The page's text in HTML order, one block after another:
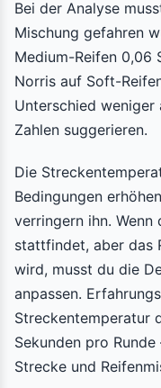
Bei der Analyse
Mischung gefahren
Medium-Reifen 0,06
Norris auf Soft-
Unterschied
Zahlen suggerieren.
Die
Bedingungen
verringern ihn. Wenn
stattfindet, aber das
wird, musst du die
anpassen.
Streckentemperatur
Sekunden pro
Strecke und